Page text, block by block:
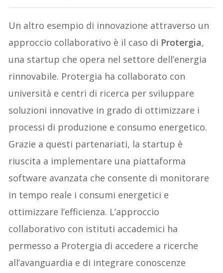
Un altro esempio di innovazione attraverso un
approccio collaborativo è il caso di Protergia,
una startup che opera nel settore dell’energia
rinnovabile. Protergia ha collaborato con
università e centri di ricerca per sviluppare
soluzioni innovative in grado di ottimizzare i
processi di produzione e consumo energetico.
Grazie a questi partenariati, la startup è
riuscita a implementare una piattaforma
software avanzata che consente di monitorare
in tempo reale i consumi energetici e
ottimizzare l’efficienza. L’approccio
collaborativo con istituti accademici ha
permesso a Protergia di accedere a ricerche
all’avanguardia e di integrare conoscenze